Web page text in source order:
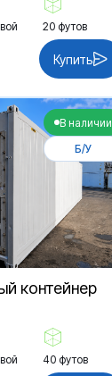
20 футов
Купить
В наличии
Б/У
контейнер
40 футов